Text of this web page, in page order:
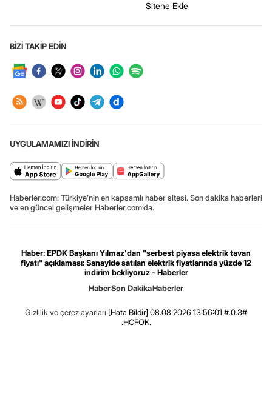
Sitene Ekle
BİZİ TAKİP EDİN
UYGULAMAMIZI İNDİRİN
Haberler.com: Türkiye’nin en kapsamlı haber sitesi. Son dakika haberleri
ve en güncel gelişmeler Haberler.com’da.
Haber: EPDK Başkanı Yılmaz'dan "serbest piyasa elektrik tavan
fiyatı" açıklaması: Sanayide satılan elektrik fiyatlarında yüzde 12
indirim bekliyoruz - Haberler
HaberSon DakikaHaberler
Gizlilik ve çerez ayarları [Hata Bildir] 08.08.2026 13:56:01 #.0.3#
.HCFOK.